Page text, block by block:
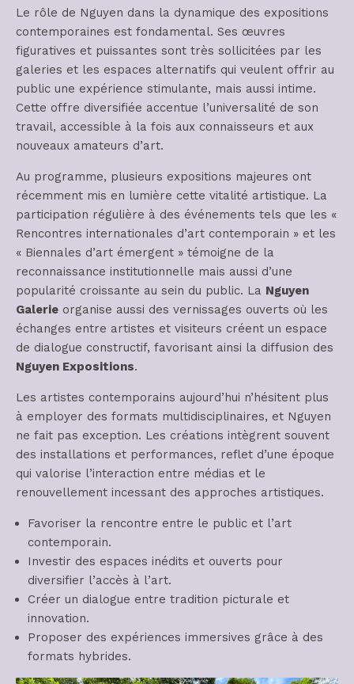
Le rôle de Nguyen dans la dynamique des expositions
contemporaines est fondamental. Ses œuvres
figuratives et puissantes sont très sollicitées par les
galeries et les espaces alternatifs qui veulent offrir au
public une expérience stimulante, mais aussi intime.
Cette offre diversifiée accentue l’universalité de son
travail, accessible à la fois aux connaisseurs et aux
nouveaux amateurs d’art.
Au programme, plusieurs expositions majeures ont
récemment mis en lumière cette vitalité artistique. La
participation régulière à des événements tels que les «
Rencontres internationales d’art contemporain » et les
« Biennales d’art émergent » témoigne de la
reconnaissance institutionnelle mais aussi d’une
popularité croissante au sein du public. La Nguyen
Galerie organise aussi des vernissages ouverts où les
échanges entre artistes et visiteurs créent un espace
de dialogue constructif, favorisant ainsi la diffusion des
Nguyen Expositions.
Les artistes contemporains aujourd’hui n’hésitent plus
à employer des formats multidisciplinaires, et Nguyen
ne fait pas exception. Les créations intègrent souvent
des installations et performances, reflet d’une époque
qui valorise l’interaction entre médias et le
renouvellement incessant des approches artistiques.
Favoriser la rencontre entre le public et l’art
contemporain.
Investir des espaces inédits et ouverts pour
diversifier l’accès à l’art.
Créer un dialogue entre tradition picturale et
innovation.
Proposer des expériences immersives grâce à des
formats hybrides.